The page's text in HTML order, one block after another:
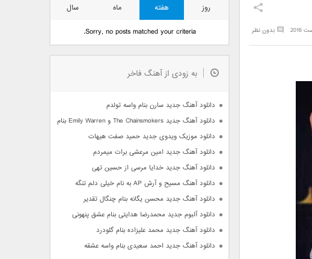
بدون نظر
روز هفته ماه
سال
Sorry, no posts matched your criteria.
به زودی از آهنگ فاخر
دانلود آهنگ جدید سارن بنام واسه تولدم
دانلود آهنگ جدید The Chainsmokers و Emily Warren بنام Side Effects
دانلود موزیک ویدوی جدید حمید صفت هیهات
دانلود آهنگ جدید امین مرعشی برات میمردم
دانلود آهنگ جدید خدایا مرسی از حسین تهی
دانلود آهنگ مسیح و آرش AP به نام خیلی دلم تنگه
دانلود آهنگ جدید محسن یگانه بنام چنگال تقدیر
دانلود آلبوم جدید محمدرضا هدایتی بنام عشق پنهونی
دانلود آهنگ جدید محمد علیزاده بنام گلودرد
دانلود آهنگ جدید احمد سعیدی بنام واسه عشقه